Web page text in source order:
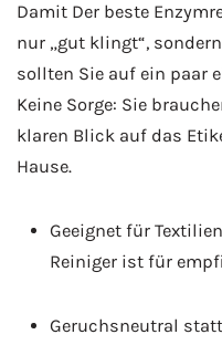
Damit Der beste
nur „gut klingt“,
sollten Sie auf ein paar
Keine Sorge: Sie
klaren Blick auf das
Hause.
Geeignet für
Reiniger ist für
Geruchsneutral